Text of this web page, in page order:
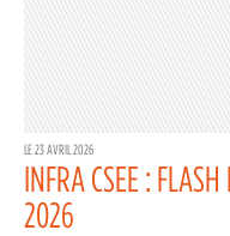
LE 23 AVRIL 2026
INFRA CSEE :
2026